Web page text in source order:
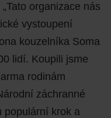
organizace nás
vystoupení
kouzelníka Soma
lidí. Koupili jsme
rodinám
záchranné
populární krok a